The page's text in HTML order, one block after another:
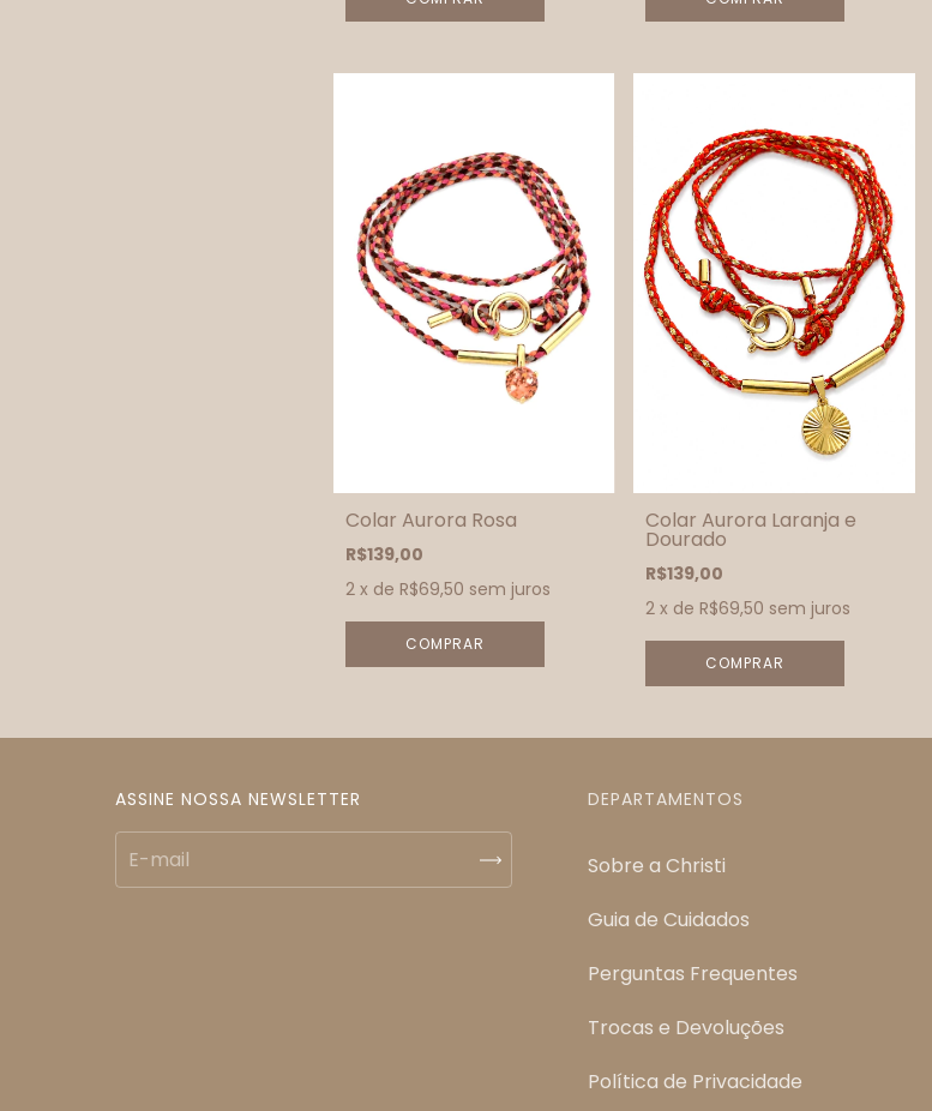
Colar Aurora Rosa
R$139,00
2 x de R$69,50 sem juros
Colar Aurora Laranja e
Dourado
R$139,00
2 x de R$69,50 sem juros
ASSINE NOSSA NEWSLETTER DEPARTAMENTOS
Sobre a Christi
Guia de Cuidados
Perguntas Frequentes
Trocas e Devoluções
Política de Privacidade